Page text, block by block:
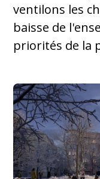
ventilons les
baisse de
priorités de la